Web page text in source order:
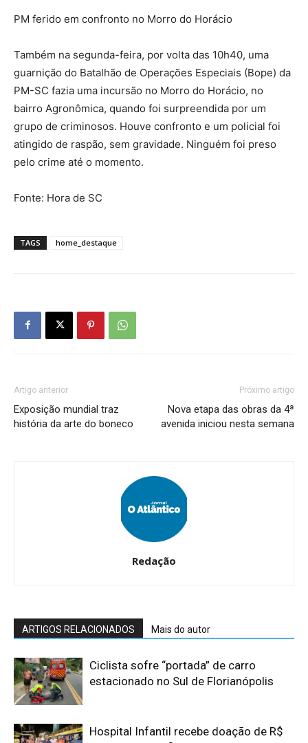
PM ferido em confronto no Morro do Horácio
Também na segunda-feira, por volta das 10h40, uma
guarnição do Batalhão de Operações Especiais (Bope) da
PM-SC fazia uma incursão no Morro do Horácio, no
bairro Agronômica, quando foi surpreendida por um
grupo de criminosos. Houve confronto e um policial foi
atingido de raspão, sem gravidade. Ninguém foi preso
pelo crime até o momento.
Fonte: Hora de SC
TAGS home_destaque
Artigo anterior
Exposição mundial traz
história da arte do boneco
Próximo artigo
Nova etapa das obras da 4ª
avenida iniciou nesta semana
Redação
ARTIGOS RELACIONADOS Mais do autor
Ciclista sofre “portada” de carro
estacionado no Sul de Florianópolis
Hospital Infantil recebe doação de R$